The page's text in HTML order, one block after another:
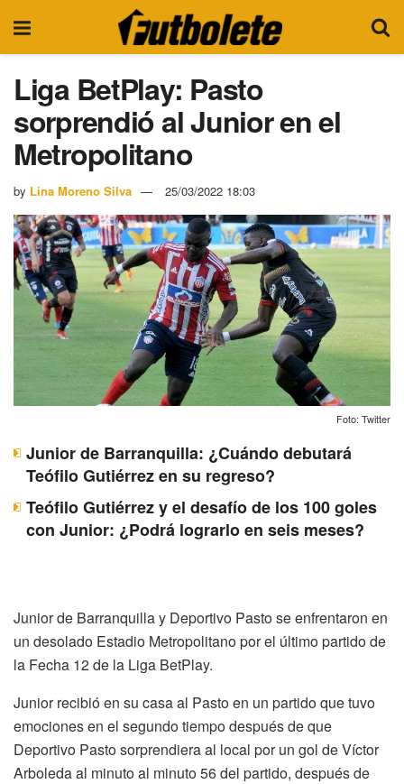
Liga BetPlay: Pasto
sorprendió al Junior en el
Metropolitano
by Lina Moreno Silva 25/03/2022 18:03
Foto: Twitter
Junior de Barranquilla: ¿Cuándo debutará
Teófilo Gutiérrez en su regreso?
Teófilo Gutiérrez y el desafío de los 100 goles
con Junior: ¿Podrá lograrlo en seis meses?
Junior de Barranquilla y Deportivo Pasto se enfrentaron en
un desolado Estadio Metropolitano por el último partido de
la Fecha 12 de la Liga BetPlay.
Junior recibió en su casa al Pasto en un partido que tuvo
emociones en el segundo tiempo después de que
Deportivo Pasto sorprendiera al local por un gol de Víctor
Arboleda al minuto al minuto 56 del partido, después de